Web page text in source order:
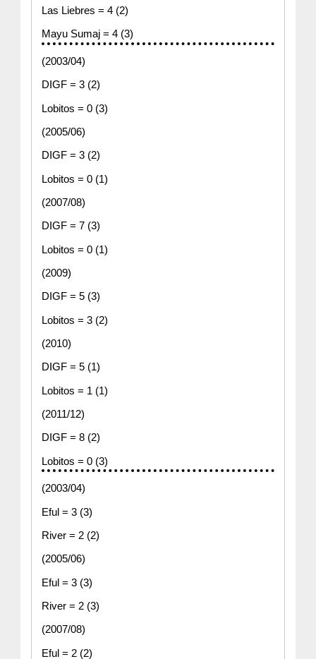
Las Liebres = 4 (2)
Mayu Sumaj = 4 (3)
(2003/04)
DIGF = 3 (2)
Lobitos = 0 (3)
(2005/06)
DIGF = 3 (2)
Lobitos = 0 (1)
(2007/08)
DIGF = 7 (3)
Lobitos = 0 (1)
(2009)
DIGF = 5 (3)
Lobitos = 3 (2)
(2010)
DIGF = 5 (1)
Lobitos = 1 (1)
(2011/12)
DIGF = 8 (2)
Lobitos = 0 (3)
(2003/04)
Eful = 3 (3)
River = 2 (2)
(2005/06)
Eful = 3 (3)
River = 2 (3)
(2007/08)
Eful = 2 (2)